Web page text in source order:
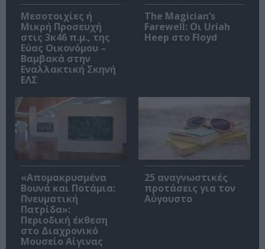
Μεσοτοιχίες ή
Μικρή Προσευχή
στις 3κ46 π.μ., της
Εύας Οικονόμου –
Βαμβακά στην
Εναλλακτική Σκηνή
ΕΛΣ
The Magician’s
Farewell: Οι Uriah
Heep στο Floyd
«Απομακρυσμένα
Βουνά και Ποτάμια:
Πνευματική
Πατρίδα»:
Περιοδική έκθεση
στο Διαχρονικό
Μουσείο Αίγινας
25 αναγνωστικές
προτάσεις για τον
Αύγουστο